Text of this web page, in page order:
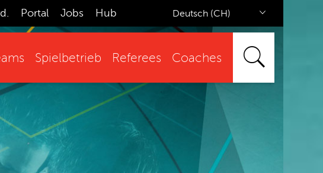
Portal Jobs Hub Deutsch (CH)
Spielbetrieb Referees Coaches